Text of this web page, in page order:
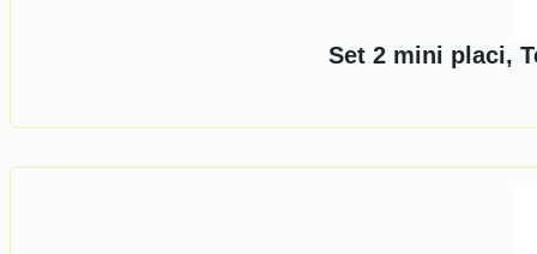
Set 2 mini placi,